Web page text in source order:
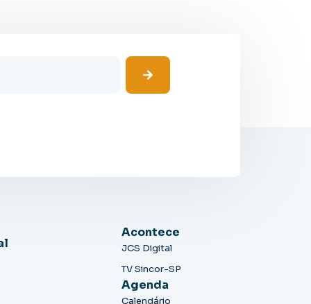
Acontece
JCS Digital
TV Sincor-SP
Agenda
Calendário